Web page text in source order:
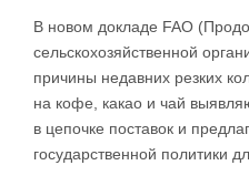
В новом докладе FAO
сельскохозяйственной
причины недавних резких
на кофе, какао и чай
в цепочке поставок и
государственной политики